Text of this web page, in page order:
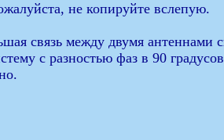
не копируйте вслепую.
связь между двумя антеннами
с разностью фаз в 90